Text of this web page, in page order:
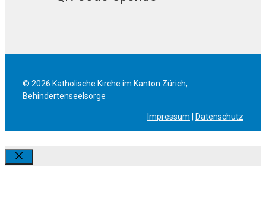
© 2026 Katholische Kirche im Kanton Zürich,
Behindertenseelsorge
Impressum Datenschutz
Schliessen